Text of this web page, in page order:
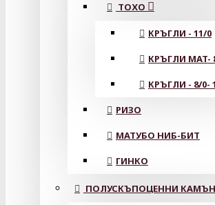
ТОХО
КРЪГЛИ - 11/0
КРЪГЛИ MAT-
КРЪГЛИ - 8/0-
РИЗО
МАТУБО НИБ-БИТ
ГИНКО
ПОЛУСКЪПОЦЕННИ